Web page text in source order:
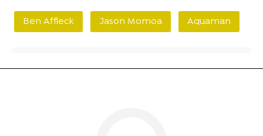
Ben Affleck Jason Momoa Aquaman